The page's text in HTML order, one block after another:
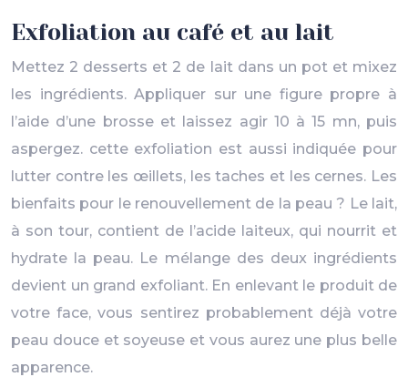
Exfoliation au café et au lait
Mettez 2 desserts et 2 de lait dans un pot et mixez
les ingrédients. Appliquer sur une figure propre à
l’aide d’une brosse et laissez agir 10 à 15 mn, puis
aspergez. cette exfoliation est aussi indiquée pour
lutter contre les œillets, les taches et les cernes. Les
bienfaits pour le renouvellement de la peau ? Le lait,
à son tour, contient de l’acide laiteux, qui nourrit et
hydrate la peau. Le mélange des deux ingrédients
devient un grand exfoliant. En enlevant le produit de
votre face, vous sentirez probablement déjà votre
peau douce et soyeuse et vous aurez une plus belle
apparence.